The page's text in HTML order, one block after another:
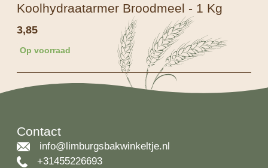
Koolhydraatarmer Broodmeel - 1 Kg
3,85
Op voorraad
Contact
info@limburgsbakwinkeltje.nl
+31455226693